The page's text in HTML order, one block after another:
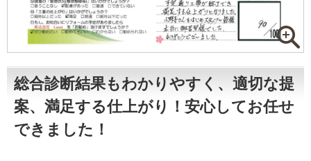
総合診断結果もわかりやすく、適切な提
案、満足する仕上がり！安心してお任せ
できました！